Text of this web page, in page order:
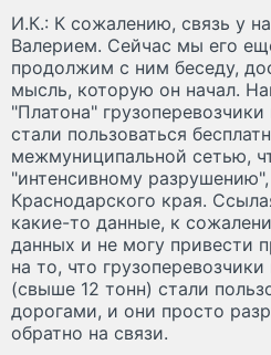
И.К.: К сожалению, связь у
Валерием. Сейчас мы его
продолжим с ним беседу,
мысль, которую он начал.
"Платона"
стали пользоваться
межмуниципальной сетью,
"интенсивному
Краснодарского края.
какие-то данные, к
данных и не могу привести
на то, что
(свыше 12 тонн) стали
дорогами, и они просто
обратно на связи.